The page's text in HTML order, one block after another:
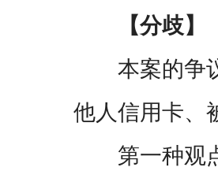
【分歧】
本案的争议
他人信用卡、
第一种观点